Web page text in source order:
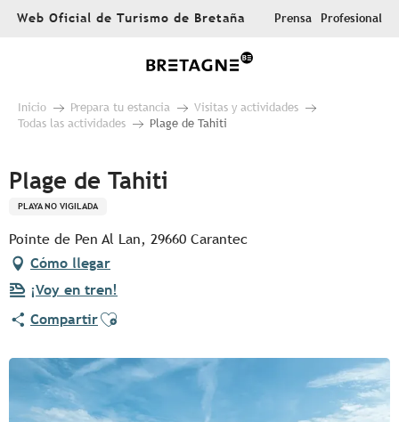
AllerWeb Oficial de Turismo de Bretaña Prensa Profesional
Inicio Prepara tu estancia
Visitas y actividades
Todas las actividades
Plage de Tahiti
Plage de Tahiti
PLAYA NO VIGILADA
Pointe de Pen Al Lan, 29660 Carantec
Cómo llegar
¡Voy en tren!
CompartirAjouter aux favoris